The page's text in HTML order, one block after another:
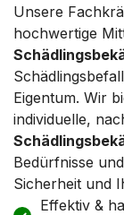
Unsere
hochwertige
Eigentum. Wir
individuelle,
Bedürfnisse
Sicherheit und
Effektiv &